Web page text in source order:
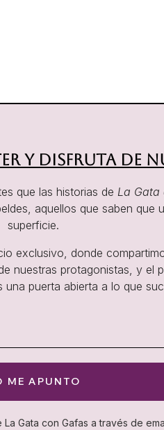
y disfruta de
que las historias de La Gata
aquellos que saben que
superficie.
exclusivo, donde
nuestras protagonistas, y el
puerta abierta a lo que
ME APUNTO
Gata con Gafas a través de